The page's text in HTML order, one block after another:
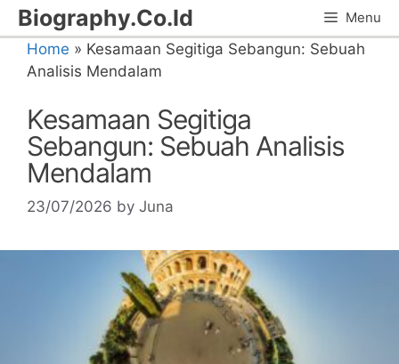
Skip
to
content
Biography.Co.Id Menu
Home » Kesamaan Segitiga Sebangun: Sebuah
Analisis Mendalam
Kesamaan Segitiga
Sebangun: Sebuah Analisis
Mendalam
23/07/2026 by Juna